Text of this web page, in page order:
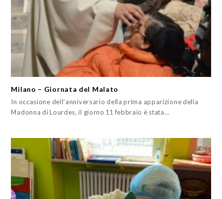
Milano – Giornata del Malato
In occasione dell’anniversario della prima apparizione della
Madonna di Lourdes, il giorno 11 febbraio è stata…